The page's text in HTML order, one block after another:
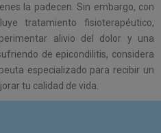
la padecen. Sin embargo, con
tratamiento fisioterapéutico,
alivio del dolor y una
de epicondilitis, considera
especializado para recibir un
tu calidad de vida.